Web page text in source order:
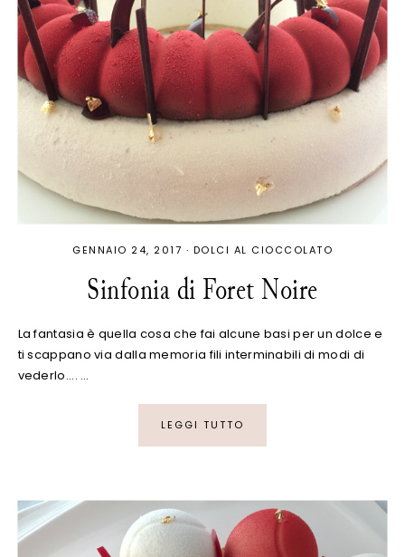
GENNAIO 24, 2017 · DOLCI AL CIOCCOLATO
Sinfonia di Foret Noire
La fantasia è quella cosa che fai alcune basi per un dolce e
ti scappano via dalla memoria fili interminabili di modi di
vederlo.... …
LEGGI TUTTO